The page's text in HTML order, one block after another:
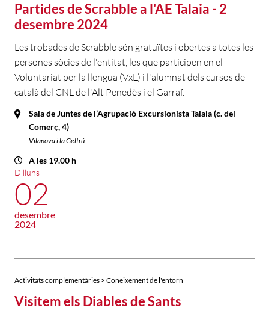
Partides de Scrabble a l'AE Talaia - 2
desembre 2024
Les trobades de Scrabble són gratuïtes i obertes a totes les
persones sòcies de l'entitat, les que participen en el
Voluntariat per la llengua (VxL) i l'alumnat dels cursos de
català del CNL de l'Alt Penedès i el Garraf.
Sala de Juntes de l’Agrupació Excursionista Talaia (c. del
Comerç, 4)
Vilanova i la Geltrú
A les 19.00 h
Dilluns
02
desembre
2024
Activitats complementàries > Coneixement de l'entorn
Visitem els Diables de Sants